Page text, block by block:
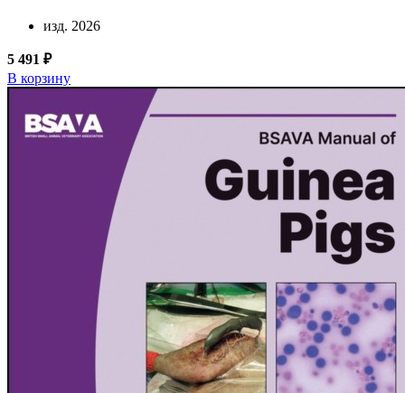
изд. 2026
5 491 ₽
В корзину